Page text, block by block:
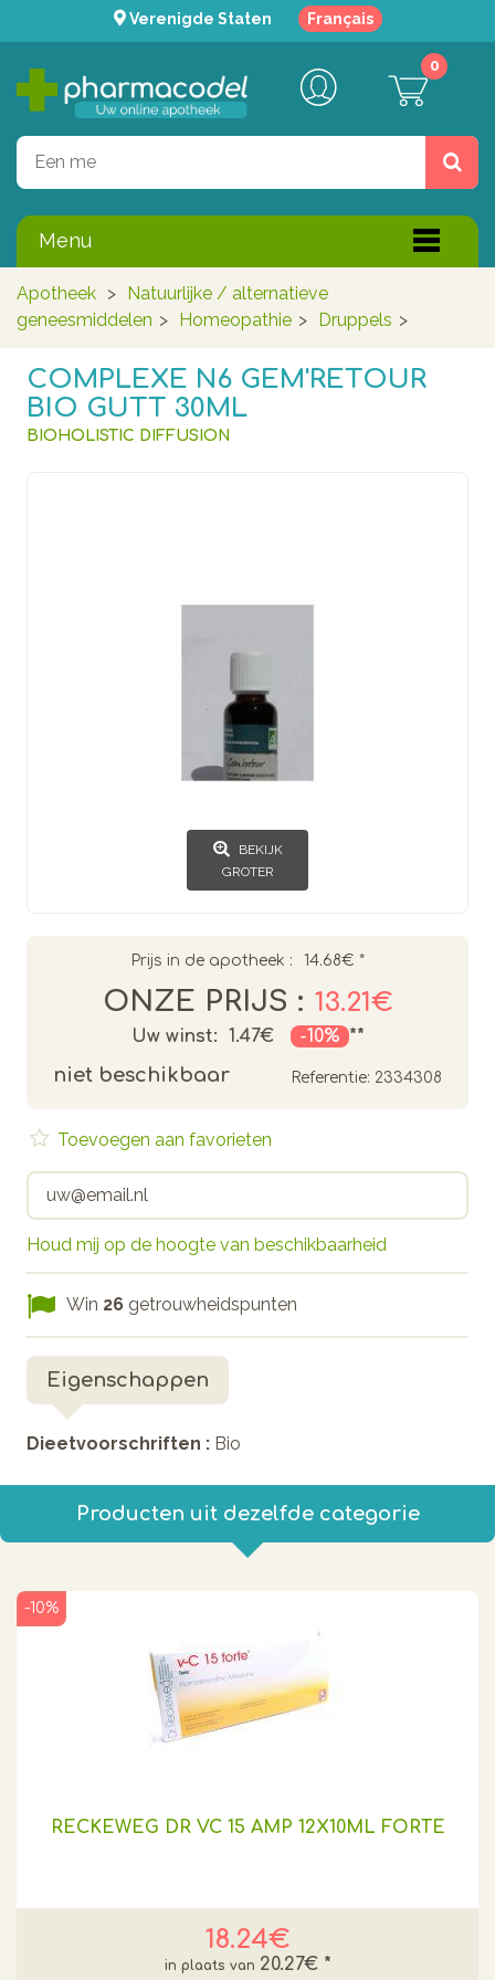
Verenigde Staten Français
0
Menu
Apotheek > Natuurlijke / alternatieve
geneesmiddelen > Homeopathie > Druppels >
COMPLEXE N6 GEM'RETOUR
BIO GUTT 30ML
BIOHOLISTIC DIFFUSION
BEKIJK
GROTER
Prijs in de apotheek : 14.68€ *
ONZE PRIJS : 13.21€
Uw winst: 1.47€ -10% **
niet beschikbaar Referentie: 2334308
Houd mij op de hoogte van beschikbaarheid
Toevoegen aan favorieten
Win 26 getrouwheidspunten
Eigenschappen
Dieetvoorschriften : Bio
Producten uit dezelfde categorie
RECKEWEG DR VC 15 AMP 12X10ML FORTE
18.24€
-10%
20.27€ *